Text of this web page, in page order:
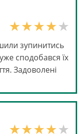
зупинитись
сподобався їх
Задоволені